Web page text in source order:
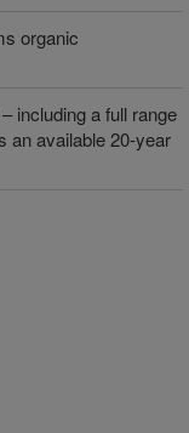
organic
including a full range
an available 20-year